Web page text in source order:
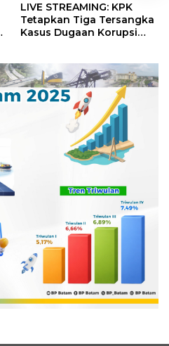
LIVE STREAMING: KPK
Tetapkan Tiga Tersangka
Kasus Dugaan Korupsi